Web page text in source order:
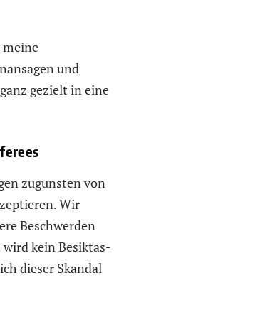
meine
und
gezielt in eine
zugunsten von
Wir
Beschwerden
kein Besiktas-
dieser Skandal